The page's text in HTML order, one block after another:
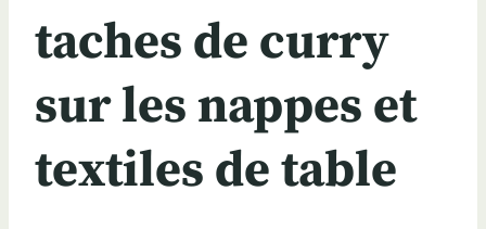
taches de curry
sur les nappes et
textiles de table